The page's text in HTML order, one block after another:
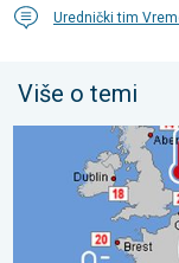
Urednički tim
Više o temi
Neobično topla